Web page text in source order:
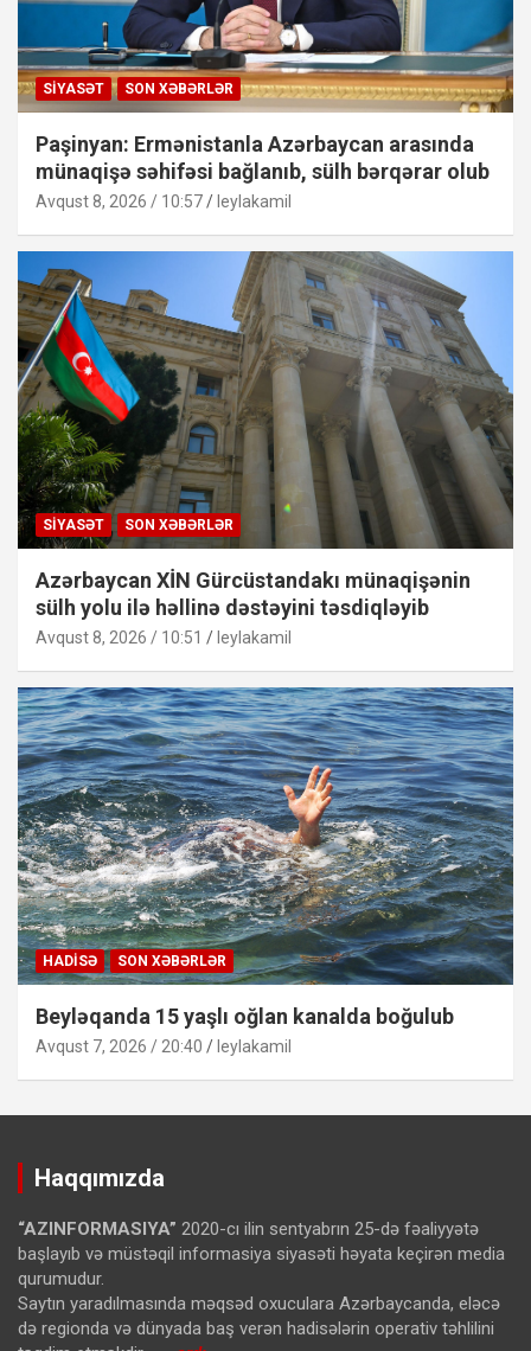
SIYASƏT SON XƏBƏRLƏR
Paşinyan: Ermənistanla Azərbaycan arasında
münaqişə səhifəsi bağlanıb, sülh bərqərar olub
Avqust 8, 2026 / 10:57 leylakamil
SIYASƏT SON XƏBƏRLƏR
Azərbaycan XİN Gürcüstandakı münaqişənin
sülh yolu ilə həllinə dəstəyini təsdiqləyib
Avqust 8, 2026 / 10:51 leylakamil
HADISƏ SON XƏBƏRLƏR
Beyləqanda 15 yaşlı oğlan kanalda boğulub
Avqust 7, 2026 / 20:40 leylakamil
Haqqımızda
“AZINFORMASIYA” 2020-cı ilin sentyabrın 25-də fəaliyyətə
başlayıb və müstəqil informasiya siyasəti həyata keçirən media
qurumudur.
Saytın yaradılmasında məqsəd oxuculara Azərbaycanda, eləcə
də regionda və dünyada baş verən hadisələrin operativ təhlilini